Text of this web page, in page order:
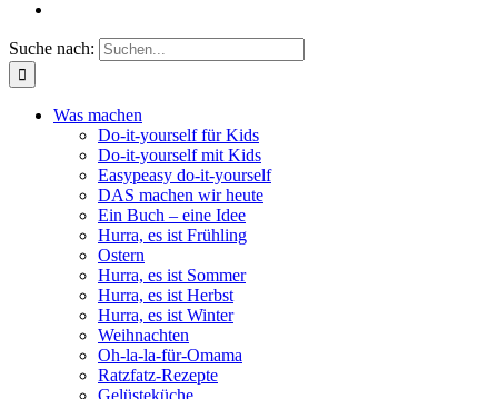
Suche nach:
Was machen
Do-it-yourself für Kids
Do-it-yourself mit Kids
Easypeasy do-it-yourself
DAS machen wir heute
Ein Buch – eine Idee
Hurra, es ist Frühling
Ostern
Hurra, es ist Sommer
Hurra, es ist Herbst
Hurra, es ist Winter
Weihnachten
Oh-la-la-für-Omama
Ratzfatz-Rezepte
Gelüsteküche